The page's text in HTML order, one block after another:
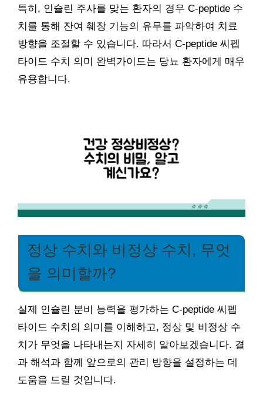
특히, 인슐린 주사를 맞는 환자의 경우 C-peptide 수
치를 통해 잔여 췌장 기능의 유무를 파악하여 치료
방향을 조절할 수 있습니다. 따라서 C-peptide 씨펩
타이드 수치 의미 완벽가이드는 당뇨 환자에게 매우
유용합니다.
정상 수치와 비정상 수치, 무엇
을 의미할까?
실제 인슐린 분비 능력을 평가하는 C-peptide 씨펩
타이드 수치의 의미를 이해하고, 정상 및 비정상 수
치가 무엇을 나타내는지 자세히 알아보겠습니다. 결
과 해석과 함께 앞으로의 관리 방향을 설정하는 데
도움을 드릴 것입니다.